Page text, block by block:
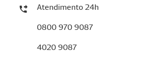
Atendimento 24h
0800 970 9087
4020 9087